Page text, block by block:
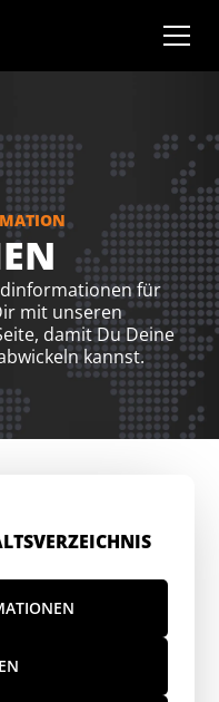
für
mit unseren
damit Du Deine
kannst.